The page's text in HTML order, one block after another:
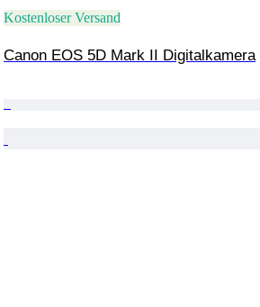
Kostenloser Versand
Canon EOS 5D Mark II Digitalkamera